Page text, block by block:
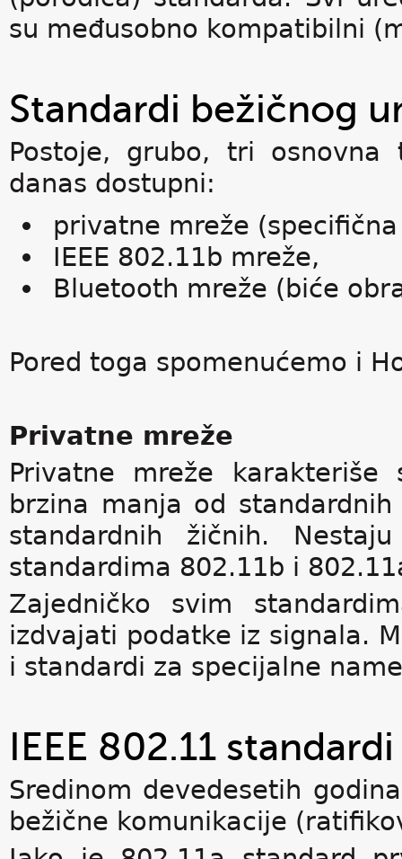
su međusobno kompatibilni
Standardi bežičnog
Postoje, grubo, tri osnovna
danas dostupni:
privatne mreže
IEEE 802.11b mreže,
Bluetooth mreže (biće
Pored toga spomenućemo i
Privatne mreže
Privatne mreže karakteriše
brzina manja od
standardnih žičnih.
standardima 802.11b i
Zajedničko svim
izdvajati podatke iz signala.
i standardi za specijalne
IEEE 802.11 standardi
Sredinom devedesetih
bežične komunikacije